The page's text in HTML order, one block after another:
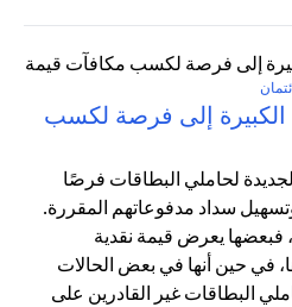
إلى فرصة لكسب
لحاملي البطاقات فرصًا
سداد مدفوعاتهم المقررة.
فبعضها يعرض قيمة نقدية
في حين أنها في بعض الحالات
البطاقات غير القادرين على